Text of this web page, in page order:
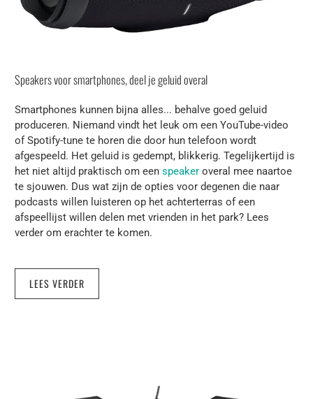
Speakers voor smartphones, deel je geluid overal
Smartphones kunnen bijna alles... behalve goed geluid
produceren. Niemand vindt het leuk om een ​​YouTube-video
of Spotify-tune te horen die door hun telefoon wordt
afgespeeld. Het geluid is gedempt, blikkerig. Tegelijkertijd is
het niet altijd praktisch om een ​​speaker overal mee naartoe
te sjouwen. Dus wat zijn de opties voor degenen die naar
podcasts willen luisteren op het achterterras of een
afspeellijst willen delen met vrienden in het park? Lees
verder om erachter te komen.
LEES VERDER